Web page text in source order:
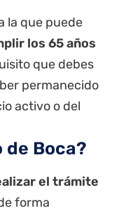
la que puede
los 65 años
que debes
permanecido
activo o del
de Boca?
el trámite
forma